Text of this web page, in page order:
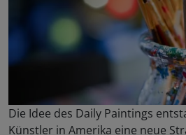
Die Idee des Daily Paintings
Künstler in Amerika eine neue